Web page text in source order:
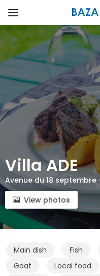
Villa ADE
Avenue du 18 septembre
View photos
Main dish Fish
Goat
Local food